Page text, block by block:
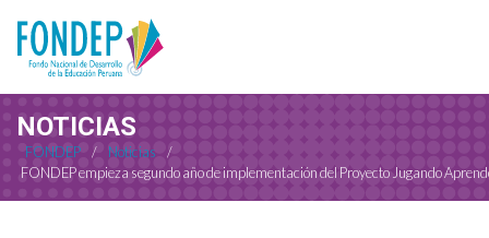
NOTICIAS
FONDEP / Noticias
/
FONDEP empieza segundo año de implementación del Proyecto Jugando